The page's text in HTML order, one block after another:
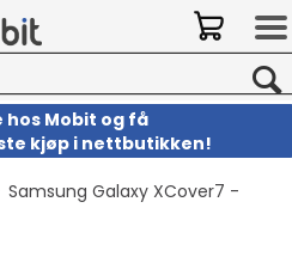
hos Mobit og få
kjøp i nettbutikken!
Samsung Galaxy XCover7 -